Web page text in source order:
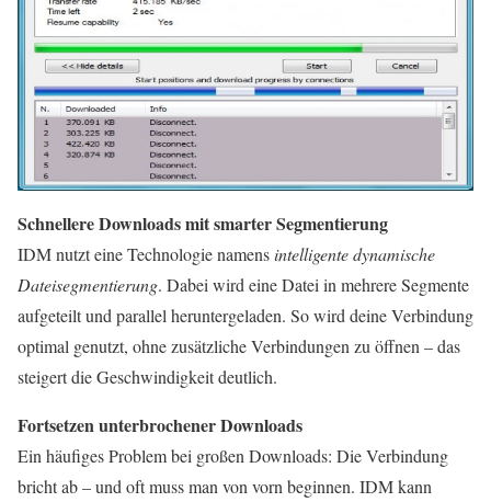
Schnellere Downloads mit smarter Segmentierung
IDM nutzt eine Technologie namens intelligente dynamische
Dateisegmentierung. Dabei wird eine Datei in mehrere Segmente
aufgeteilt und parallel heruntergeladen. So wird deine Verbindung
optimal genutzt, ohne zusätzliche Verbindungen zu öffnen – das
steigert die Geschwindigkeit deutlich.
Fortsetzen unterbrochener Downloads
Ein häufiges Problem bei großen Downloads: Die Verbindung
bricht ab – und oft muss man von vorn beginnen. IDM kann